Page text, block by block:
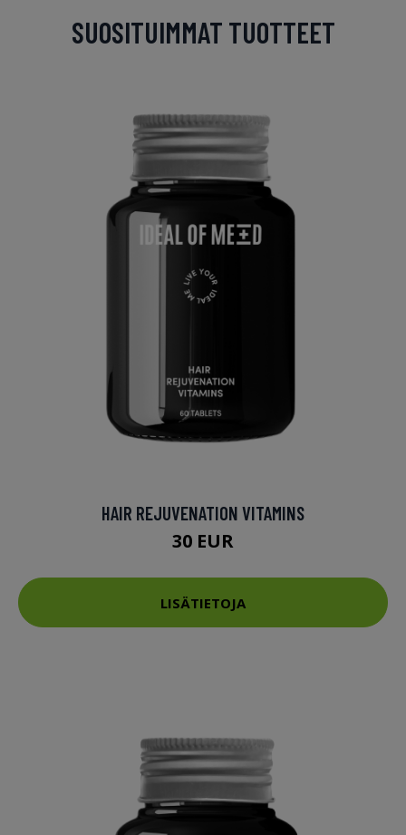
SUOSITUIMMAT TUOTTEET
HAIR REJUVENATION VITAMINS
30 EUR
LISÄTIETOJA